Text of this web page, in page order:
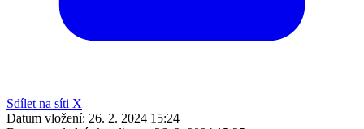
Sdílet na síti X
Datum vložení: 26. 2. 2024 15:24